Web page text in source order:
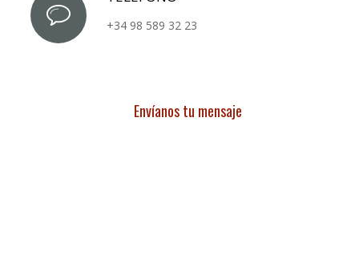
+34 98 589 32 23
Envíanos tu mensaje